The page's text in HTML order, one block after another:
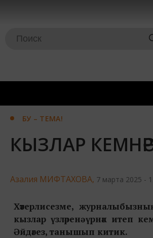
БУ – ТЕМА!
КЫЗЛАР
Азалия МИФТАХОВА, 7 марта 2025 -
Хәтерлисезме,
кызлар үзләренә үрнәк итеп
Әйдәгез, танышып китик.